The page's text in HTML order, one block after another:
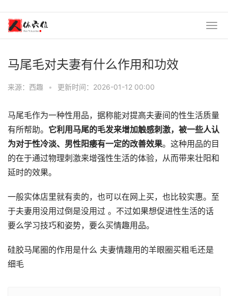
马尾毛对夫妻有什么作用和功效
来源：西趣 • 更新时间：2026-01-12 00:00
马尾毛作为一种性用品，据称能对提高夫妻间的性生活质量
有所帮助。 它利用马尾的毛发来增加触感刺激，被一些人认
为对于性冷淡、男性阳痿有一定的改善效果。这种用品的目
的在于通过物理刺激来增强性生活的体验，从而带来壮阳和
延时的效果。
一般实体店里就有卖的，也可以在网上买，也比较实惠。 至
于夫妻用没用过倒是没用过 。不过如果想促进性生活的话
要么学习技巧和姿势，要么买情趣用品。
硅胶马尾圈的作用是什么 夫妻情趣用的羊眼圈买粗毛还是
细毛